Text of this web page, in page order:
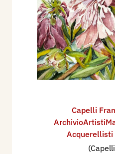
Capelli
Acquerellisti